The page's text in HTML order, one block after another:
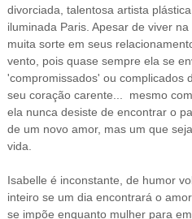
divorciada, talentosa artista
iluminada Paris. Apesar de viver
muita sorte em seus
vento, pois quase sempre ela se
'compromissados' ou complicados
seu coração carente... mesmo
ela nunca desiste de encontrar o
de um novo amor, mas um que
vida.
Isabelle é inconstante, de humor
inteiro se um dia encontrará o
se impõe enquanto mulher para